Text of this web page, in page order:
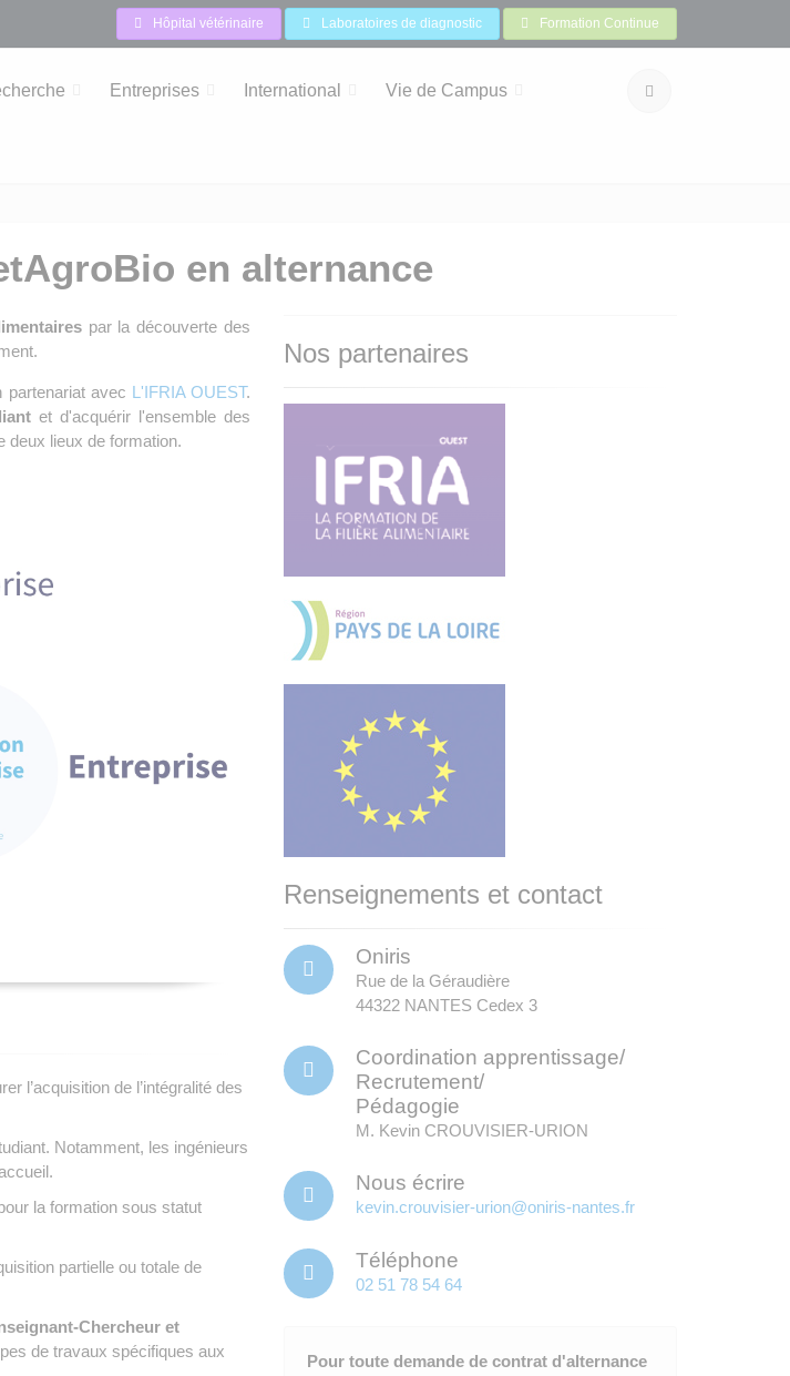
Hôpital vétérinaire Laboratoires de diagnostic Formation Continue
Entreprises International Vie de Campus
en alternance
par la découverte des
partenariat avec L'IFRIA OUEST.
et d'acquérir l'ensemble des
deux lieux de formation.
l’acquisition de l’intégralité des
Notamment, les ingénieurs
la formation sous statut
partielle ou totale de
Chercheur et
de travaux spécifiques aux
Nos partenaires
Renseignements et contact
Oniris
Rue de la Géraudière
44322 NANTES Cedex 3
Coordination apprentissage/
Recrutement/
Pédagogie
M. Kevin CROUVISIER-URION
Nous écrire
kevin.crouvisier-urion@oniris-nantes.fr
Téléphone
02 51 78 54 64
Pour toute demande de contrat d'alternance